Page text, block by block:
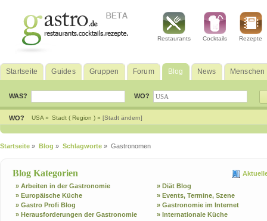
Restaurants Cocktails Rezepte
Startseite Guides Gruppen Forum Blog News Menschen
WAS? WO?
WO? USA » Stadt ( Region ) » [Stadt ändern]
Startseite » Blog » Schlagworte » Gastronomen
Blog Kategorien
» Arbeiten in der Gastronomie
» Diät Blog
» Europäische Küche
» Events, Termine, Szene
» Gastro Profi Blog
» Gastronomie im Internet
» Herausforderungen der Gastronomie
» Internationale Küche